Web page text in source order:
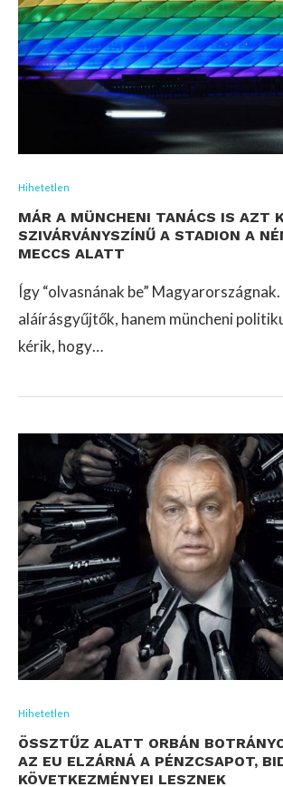
Hihetetlen
MÁR A MÜNCHENI TANÁCS IS AZT
SZIVÁRVÁNYSZÍNŰ A STADION A
MECCS ALATT
Így “olvasnának be”
aláírásgyűjtők, hanem müncheni
kérik, hogy…
Hihetetlen
ÖSSZTŰZ ALATT ORBÁN
AZ EU ELZÁRNÁ A PÉNZCSAPOT,
KÖVETKEZMÉNYEI LESZNEK